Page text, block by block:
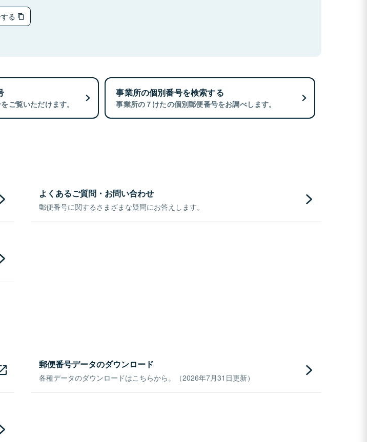
る
ご覧いただけます。
事業所の個別番号を検索する
事業所の７けたの個別郵便番号をお調べします。
よくあるご質問・お問い合わせ
郵便番号に関するさまざまな疑問にお答えします。
郵便番号データのダウンロード
各種データのダウンロードはこちらから。（2026年7月31日更新）